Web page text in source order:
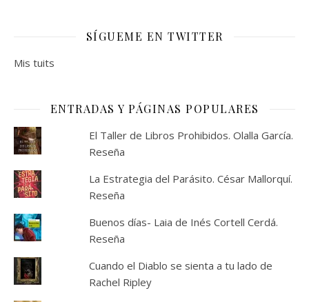
SÍGUEME EN TWITTER
Mis tuits
ENTRADAS Y PÁGINAS POPULARES
El Taller de Libros Prohibidos. Olalla García.
Reseña
La Estrategia del Parásito. César Mallorquí.
Reseña
Buenos días- Laia de Inés Cortell Cerdá.
Reseña
Cuando el Diablo se sienta a tu lado de
Rachel Ripley